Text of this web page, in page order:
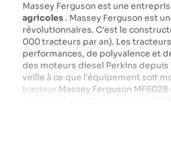
Massey Ferguson est une
agricoles . Massey Ferguson est
révolutionnaires. C'est le
000 tracteurs par an). Les
performances, de polyvalence et
des moteurs diesel Perkins depuis
veille à ce que l'équipement soit
tracteur Massey Ferguson MF6028